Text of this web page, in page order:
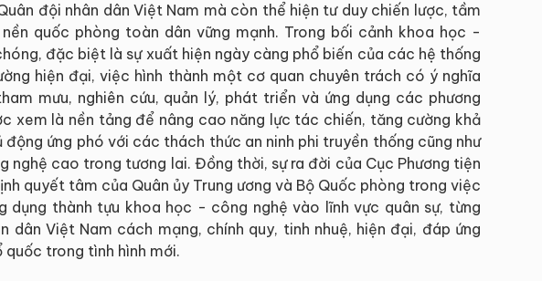
đội nhân dân Việt Nam mà còn thể hiện tư duy chiến lược, tầm
quốc phòng toàn dân vững mạnh. Trong bối cảnh khoa học -
đặc biệt là sự xuất hiện ngày càng phổ biến của các hệ thống
hiện đại, việc hình thành một cơ quan chuyên trách có ý nghĩa
mưu, nghiên cứu, quản lý, phát triển và ứng dụng các phương
xem là nền tảng để nâng cao năng lực tác chiến, tăng cường khả
động ứng phó với các thách thức an ninh phi truyền thống cũng như
nghệ cao trong tương lai. Đồng thời, sự ra đời của Cục Phương tiện
quyết tâm của Quân ủy Trung ương và Bộ Quốc phòng trong việc
dụng thành tựu khoa học - công nghệ vào lĩnh vực quân sự, từng
dân Việt Nam cách mạng, chính quy, tinh nhuệ, hiện đại, đáp ứng
trong tình hình mới.